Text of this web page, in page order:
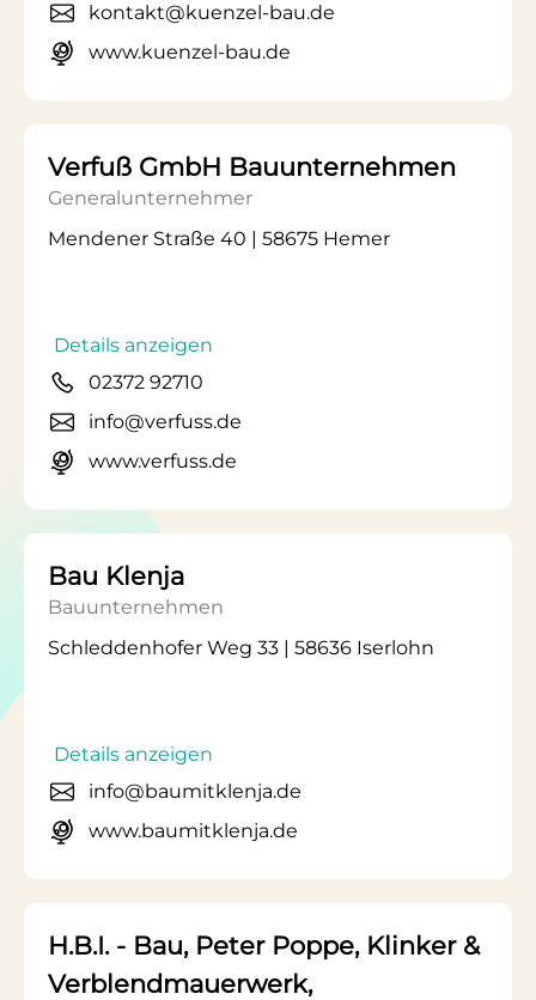
kontakt@kuenzel-bau.de
www.kuenzel-bau.de
Verfuß GmbH Bauunternehmen
Generalunternehmer
Mendener Straße 40 | 58675 Hemer
Details anzeigen
02372 92710
info@verfuss.de
www.verfuss.de
Bau Klenja
Bauunternehmen
Schleddenhofer Weg 33 | 58636 Iserlohn
Details anzeigen
info@baumitklenja.de
www.baumitklenja.de
H.B.I. - Bau, Peter Poppe, Klinker &
Verblendmauerwerk,